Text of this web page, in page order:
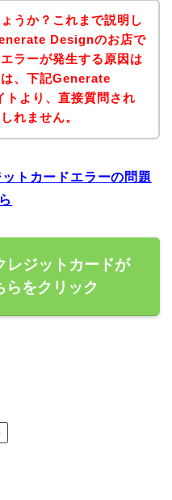
うか？これまで説明し
Designのお店で
ラーが発生する原因は
、下記Generate
トより、直接質問され
れません。
トカードエラーの問題
ジットカードが
らをクリック